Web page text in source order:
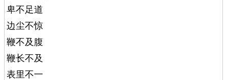
卑不足道
边尘不惊
鞭不及腹
鞭长不及
表里不一